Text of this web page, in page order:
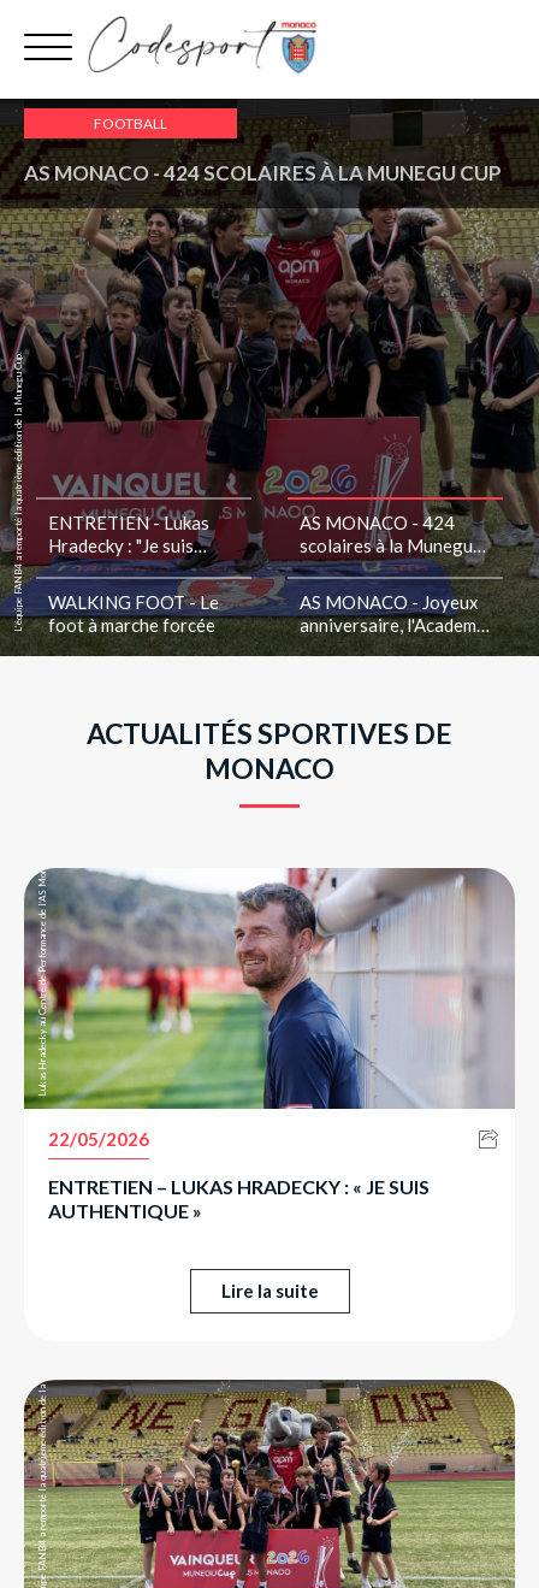
contenu
FOOTBALL
AS MONACO - 424 SCOLAIRES À LA MUNEGU CUP
L’équipe FANB4 a remporté la quatrième édition de la Munegu Cup.
ENTRETIEN - Lukas
Hradecky : "Je suis
authentique"
AS MONACO - 424
scolaires à la Munegu
Cup
WALKING FOOT - Le
foot à marche forcée
AS MONACO - Joyeux
anniversaire, l'Academy
ACTUALITÉS SPORTIVES DE
MONACO
Lukas Hradecky au Centre de Performance de l’AS Monaco, à La Turbie.
22/05/2026
ENTRETIEN – LUKAS HRADECKY : « JE SUIS
AUTHENTIQUE »
Lire la suite
L’équipe FANB4 a remporté la quatrième édition de la Munegu Cup.